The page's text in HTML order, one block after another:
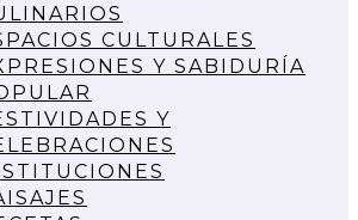
CULTURALES
Y SABIDURÍA
Y